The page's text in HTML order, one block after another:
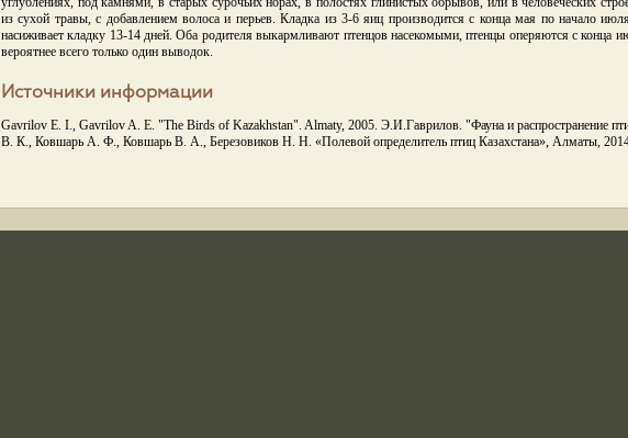
из сухой травы, с добавлением волоса и перьев. Кладка из 3-6 яиц производится с конца мая по начало
насиживает кладку 13-14 дней. Оба родителя выкармливают птенцов насекомыми, птенцы оперяются с конца
вероятнее всего только один выводок.
Источники информации
Gavrilov E. I., Gavrilov A. E. "The Birds of Kazakhstan". Almaty, 2005. Э.И.Гаврилов. "Фауна и распространение
В. К., Ковшарь А. Ф., Ковшарь В. А., Березовиков Н. Н. «Полевой определитель птиц Казахстана», Алматы,